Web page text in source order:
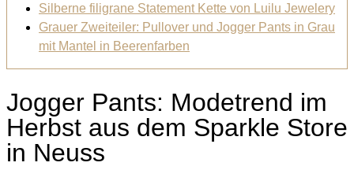
Silberne filigrane Statement Kette von Luilu Jewelery
Grauer Zweiteiler: Pullover und Jogger Pants in Grau
mit Mantel in Beerenfarben
Jogger Pants: Modetrend im
Herbst aus dem Sparkle Store
in Neuss